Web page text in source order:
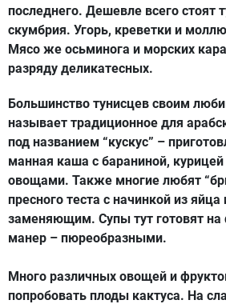
последнего. Дешевле всего стоят
скумбрия. Угорь, креветки и
Мясо же осьминога и морских
разряду деликатесных.
Большинство тунисцев своим
называет традиционное для
под названием “кускус” –
манная каша с бараниной,
овощами. Также многие любят
пресного теста с начинкой из
заменяющим. Супы тут готовят на
манер – пюреобразными.
Много различных овощей и
попробовать плоды кактуса. На